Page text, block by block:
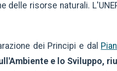
risorse naturali.
dei Principi e dal
e lo Sviluppo,